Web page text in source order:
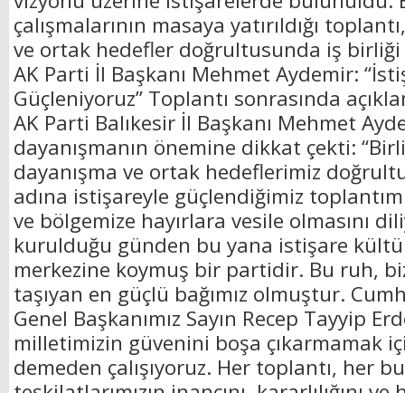
çalışmalarının masaya yatırıldığı
ve ortak hedefler doğrultusunda iş
AK Parti İl Başkanı Mehmet Aydemir:
Güçleniyoruz” Toplantı sonrasında
AK Parti Balıkesir İl Başkanı Mehmet
dayanışmanın önemine dikkat çekti:
dayanışma ve ortak hedeflerimiz
adına istişareyle güçlendiğimiz
ve bölgemize hayırlara vesile olmasını
kurulduğu günden bu yana istişare
merkezine koymuş bir partidir. Bu ruh,
taşıyan en güçlü bağımız olmuştur.
Genel Başkanımız Sayın Recep Tayyip
milletimizin güvenini boşa çıkarmamak
demeden çalışıyoruz. Her toplantı, her